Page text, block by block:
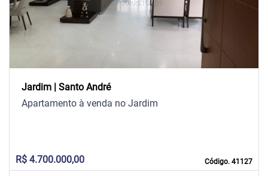
Jardim | Santo André
Código. 41127
Apartamento à venda no Jardim
R$ 4.700.000,00